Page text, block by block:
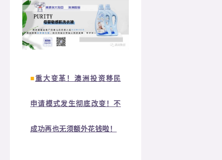
■重大变革！澳洲投资移民
申请模式发生彻底改变！不
成功再也无须额外花钱啦！